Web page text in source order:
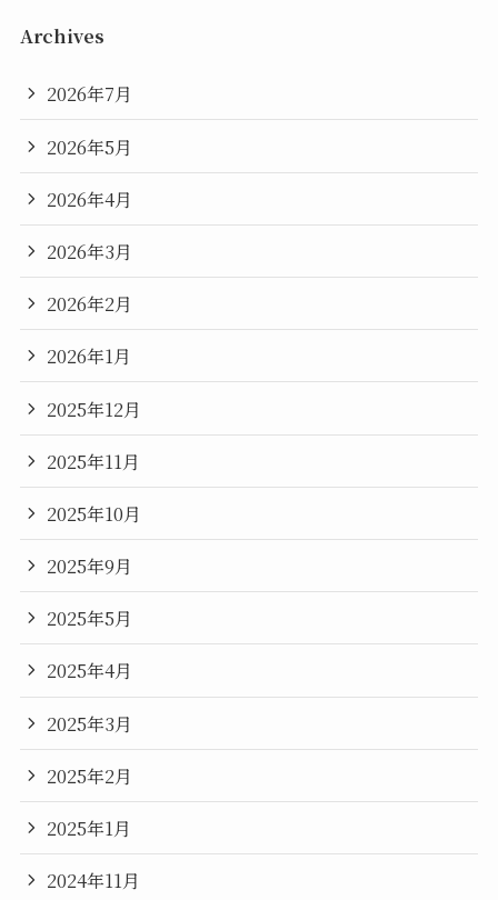
Archives
2026年7月
2026年5月
2026年4月
2026年3月
2026年2月
2026年1月
2025年12月
2025年11月
2025年10月
2025年9月
2025年5月
2025年4月
2025年3月
2025年2月
2025年1月
2024年11月